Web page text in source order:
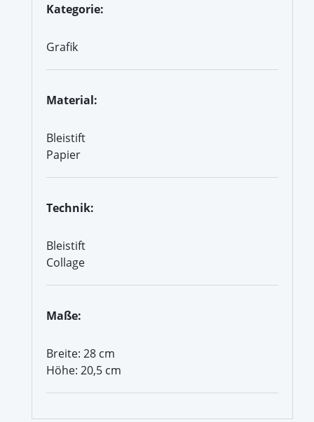
Kategorie:
Grafik
Material:
Bleistift
Papier
Technik:
Bleistift
Collage
Maße:
Breite: 28 cm
Höhe: 20,5 cm